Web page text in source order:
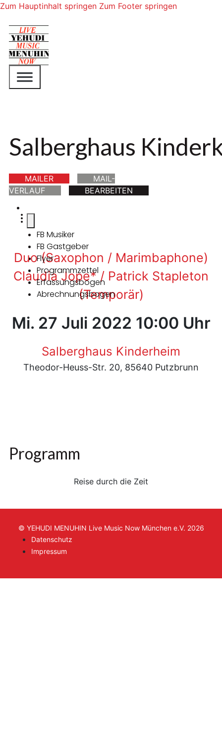
Zum Hauptinhalt springen Zum Footer springen
Salberghaus
MAILER
MAIL-
VERLAUF
BEARBEITEN
FB Musiker
FB Gastgeber
Flyer
Programmzettel
Erfassungsbogen
Abrechnungsbogen
Duo (Saxophon / Marimbaphone)
Claudia Jope* / Patrick Stapleton
(Temporär)
Mi. 27 Juli 2022 10:00 Uhr
Salberghaus Kinderheim
Theodor-Heuss-Str. 20, 85640 Putzbrunn
Programm
Reise durch die Zeit
© YEHUDI MENUHIN Live Music Now München e.V. 2026
Datenschutz
Impressum